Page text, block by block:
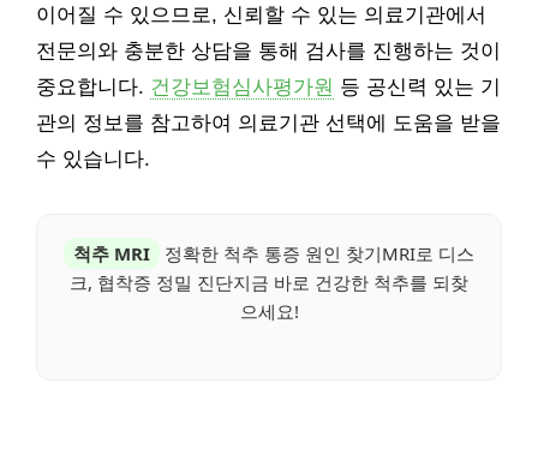
이어질 수 있으므로, 신뢰할 수 있는 의료기관에서
전문의와 충분한 상담을 통해 검사를 진행하는 것이
중요합니다. 건강보험심사평가원 등 공신력 있는 기
관의 정보를 참고하여 의료기관 선택에 도움을 받을
수 있습니다.
척추 MRI
정확한 척추 통증 원인 찾기MRI로 디스
크, 협착증 정밀 진단지금 바로 건강한 척추를 되찾
으세요!